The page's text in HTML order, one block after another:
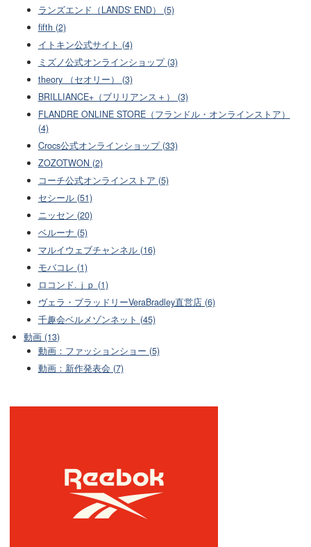
ランズエンド（LANDS' END） (5)
fifth (2)
イトキン公式サイト (4)
ミズノ公式オンラインショップ (3)
theory （セオリー） (3)
BRILLIANCE+（ブリリアンス＋） (3)
FLANDRE ONLINE STORE（フランドル・オンラインストア）
(4)
Crocs公式オンラインショップ (33)
ZOZOTWON (2)
コーチ公式オンラインストア (5)
セシール (51)
ニッセン (20)
ベルーナ (5)
マルイウェブチャンネル (16)
モバコレ (1)
ロコンド.ｊｐ (1)
ヴェラ・ブラッドリーVeraBradley直営店 (6)
千趣会ベルメゾンネット (45)
動画 (13)
動画：ファッションショー (5)
動画：新作発表会 (7)